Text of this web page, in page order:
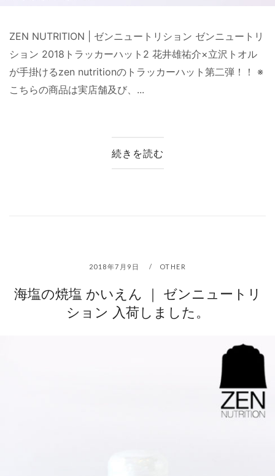
ZEN NUTRITION | ゼンニュートリション ゼンニュートリ
ション 2018トラッカーハット2 花井雄祐介×立沢トオル
が手掛けるzen nutritionのトラッカーハット第二弾！！ ※
こちらの商品は実店舗及び、...
続きを読む
2018年7月9日 OTHER
海塩の焼塩 かいえん ｜ ゼンニュートリ
ション 入荷しました。